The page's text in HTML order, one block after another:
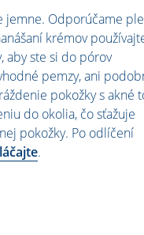
jemne. Odporúčame
krémov
aby ste si do pórov
pemzy, ani
pokožky s akné
do okolia, čo sťažuje
pokožky. Po odlíčení
.